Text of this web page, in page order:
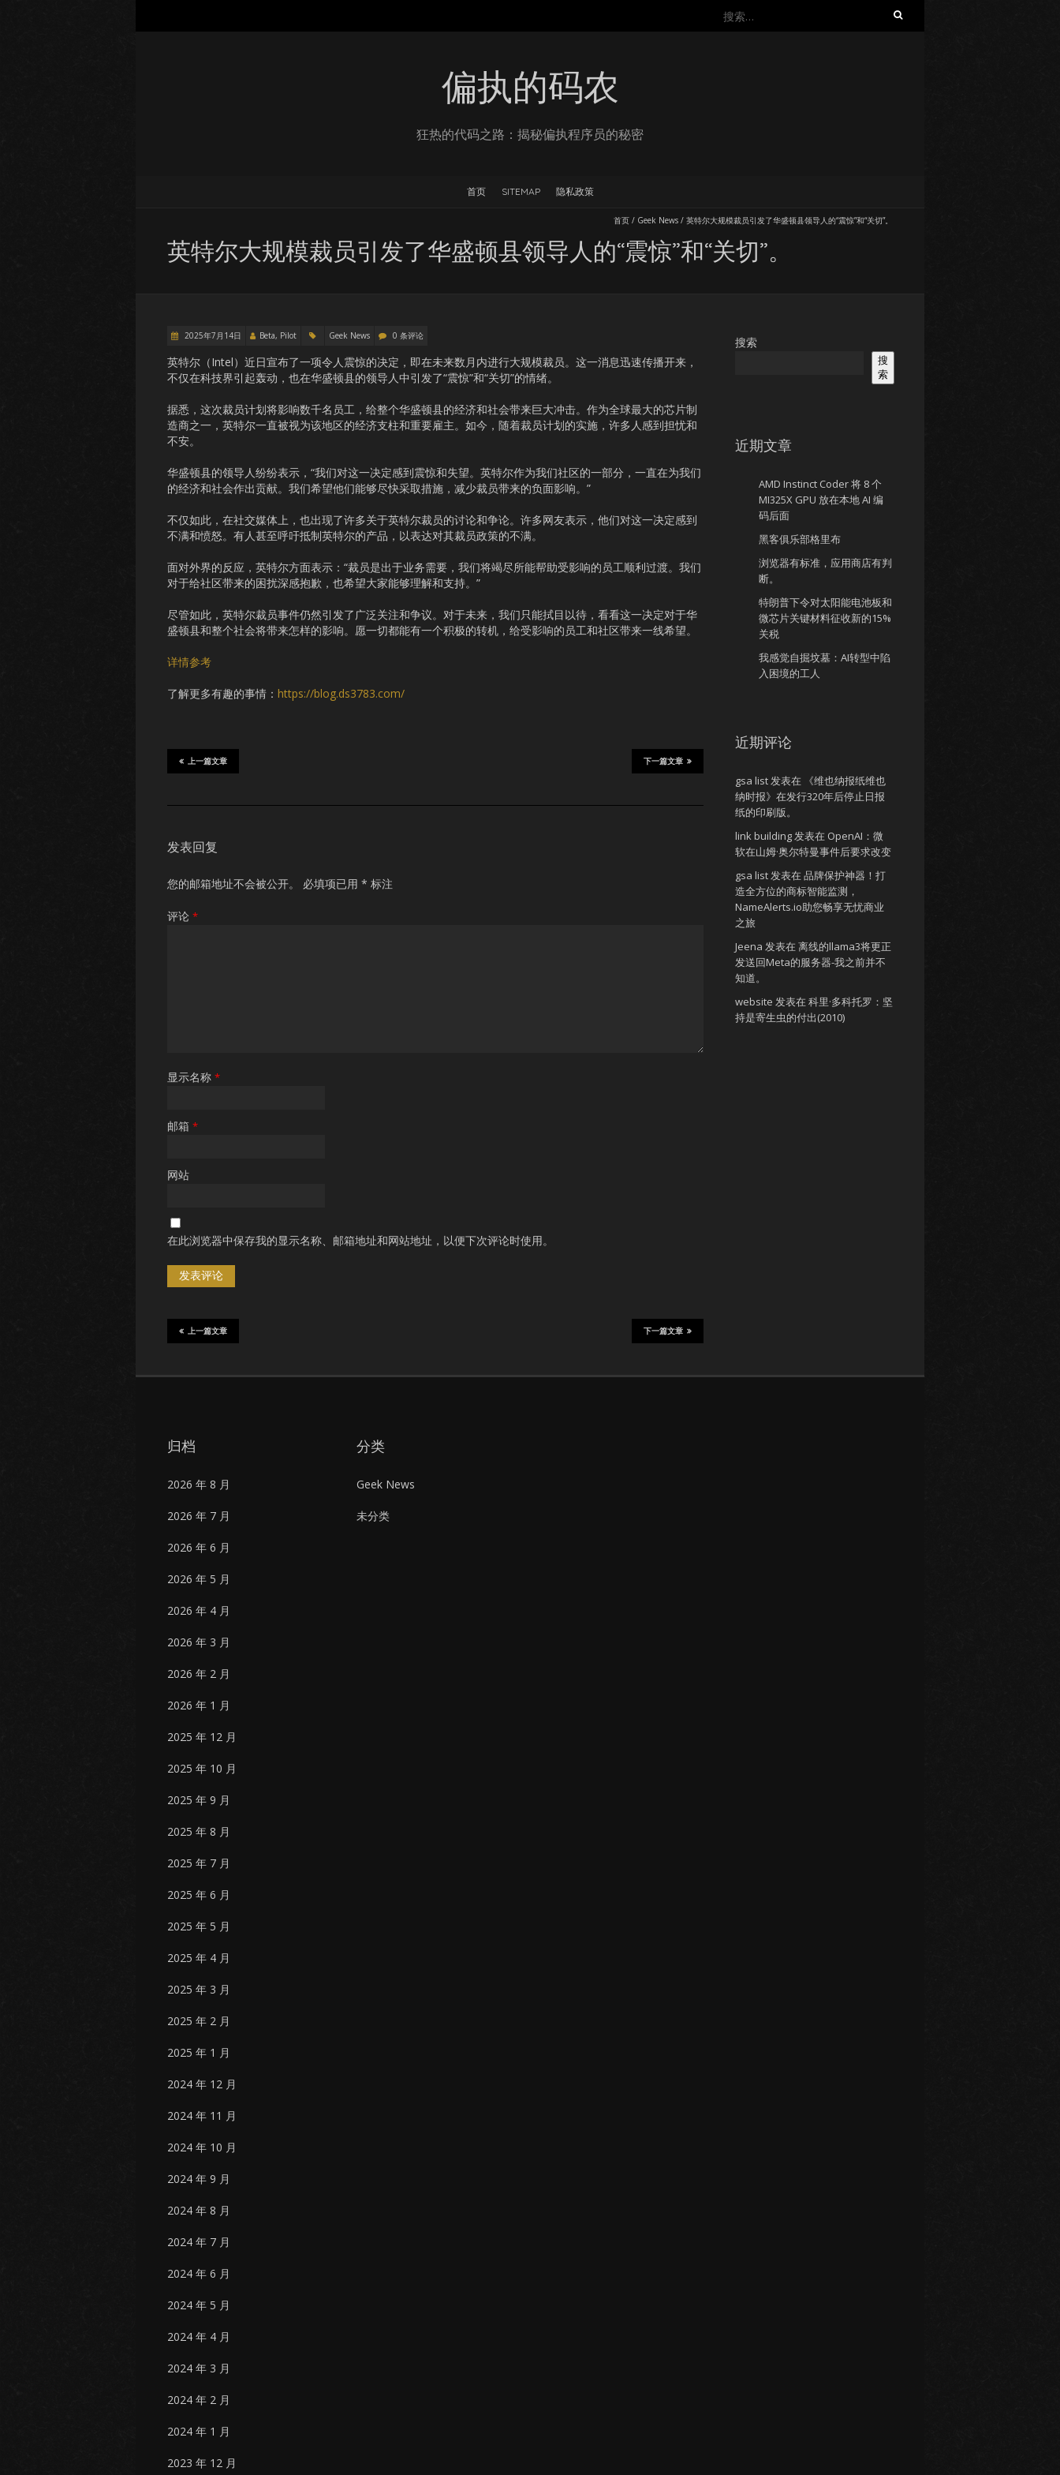
搜
偏执的码农
狂热的代码之路：揭秘偏执程序员的秘密
首页 SITEMAP 隐私政策
首页 / Geek News / 英特尔大规模裁员引发了华盛顿县领导人的“震惊”和“关切”。
英特尔大规模裁员引发了华盛顿县领导人的“震惊”和“关切”。
2025年7月14日 Beta, Pilot Geek News 0 条评论
英特尔（Intel）近日宣布了一项令人震惊的决定，即在未来数月内进行大规模裁员。这一消息迅速传播开来，
不仅在科技界引起轰动，也在华盛顿县的领导人中引发了“震惊”和“关切”的情绪。
据悉，这次裁员计划将影响数千名员工，给整个华盛顿县的经济和社会带来巨大冲击。作为全球最大的芯片制
造商之一，英特尔一直被视为该地区的经济支柱和重要雇主。如今，随着裁员计划的实施，许多人感到担忧和
不安。
华盛顿县的领导人纷纷表示，“我们对这一决定感到震惊和失望。英特尔作为我们社区的一部分，一直在为我们
的经济和社会作出贡献。我们希望他们能够尽快采取措施，减少裁员带来的负面影响。”
不仅如此，在社交媒体上，也出现了许多关于英特尔裁员的讨论和争论。许多网友表示，他们对这一决定感到
不满和愤怒。有人甚至呼吁抵制英特尔的产品，以表达对其裁员政策的不满。
面对外界的反应，英特尔方面表示：“裁员是出于业务需要，我们将竭尽所能帮助受影响的员工顺利过渡。我们
对于给社区带来的困扰深感抱歉，也希望大家能够理解和支持。”
尽管如此，英特尔裁员事件仍然引发了广泛关注和争议。对于未来，我们只能拭目以待，看看这一决定对于华
盛顿县和整个社会将带来怎样的影响。愿一切都能有一个积极的转机，给受影响的员工和社区带来一线希望。
详情参考
了解更多有趣的事情： https://blog.ds3783.com/
下一篇文章
上一篇文章
发表回复
您的邮箱地址不会被公开。 必填项已用 * 标注
评论 *
显示名称 *
邮箱 *
网站
在此浏览器中保存我的显示名称、邮箱地址和网站地址，以便下次评论时使用。
下一篇文章
上一篇文章
搜索
搜
索
近期文章
AMD Instinct Coder 将 8 个
MI325X GPU 放在本地 AI 编
码后面
黑客俱乐部格里布
浏览器有标准，应用商店有判
断。
特朗普下令对太阳能电池板和
微芯片关键材料征收新的15%
关税
我感觉自掘坟墓：AI转型中陷
入困境的工人
近期评论
gsa list发表在
《维也纳报纸维也
纳时报》在发行320年后停止日报
纸的印刷版。
link building发表在 OpenAI：微
软在山姆·奥尔特曼事件后要求改变
gsa list发表在 品牌保护神器！打
造全方位的商标智能监测，
NameAlerts.io助您畅享无忧商业
之旅
Jeena 发表在 离线的llama3将更正
发送回Meta的服务器-我之前并不
知道。
website 发表在 科里·多科托罗：坚
持是寄生虫的付出(2010)
归档
2026 年 8 月
2026 年 7 月
2026 年 6 月
2026 年 5 月
2026 年 4 月
2026 年 3 月
2026 年 2 月
2026 年 1 月
2025 年 12 月
2025 年 10 月
2025 年 9 月
2025 年 8 月
2025 年 7 月
2025 年 6 月
2025 年 5 月
2025 年 4 月
2025 年 3 月
2025 年 2 月
2025 年 1 月
2024 年 12 月
2024 年 11 月
2024 年 10 月
2024 年 9 月
2024 年 8 月
2024 年 7 月
2024 年 6 月
2024 年 5 月
2024 年 4 月
2024 年 3 月
2024 年 2 月
2024 年 1 月
2023 年 12 月
分类
Geek News
未分类